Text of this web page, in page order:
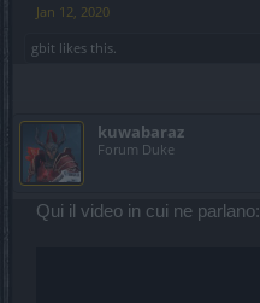
Jan 12, 2020
gbit likes this.
kuwabaraz
Forum Duke
Qui il video in cui ne parlano: